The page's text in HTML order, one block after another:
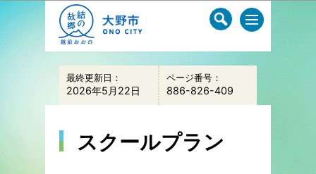
このページの本文へ移動
最終更新日：
2026年5月22日
ページ番号：
886-826-409
スクールプラン